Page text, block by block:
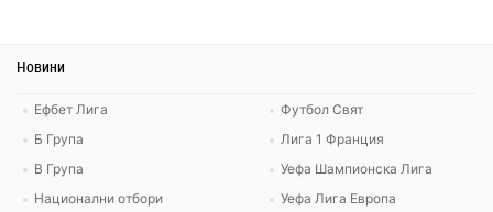
Новини
Ефбет Лига
Б Група
В Група
Национални отбори
Футбол Свят
Лига 1 Франция
Уефа Шампионска Лига
Уефа Лига Европа